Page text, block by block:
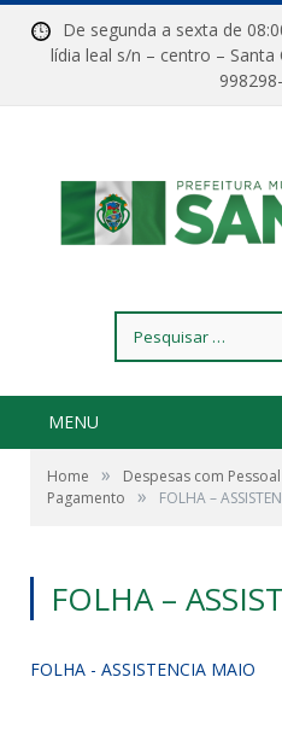
De segunda a sexta de
lídia leal s/n – centro –
por:
MENU
Home »
Despesas com
Pagamento
» FOLHA –
FOLHA –
FOLHA - ASSISTENCIA MAIO